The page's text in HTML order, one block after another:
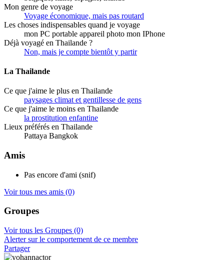
Mon genre de voyage
Voyage économique, mais pas routard
Les choses indispensables quand je voyage
mon PC portable appareil photo mon IPhone
Déjà voyagé en Thailande ?
Non, mais je compte bientôt y partir
La Thailande
Ce que j'aime le plus en Thailande
paysages climat et gentillesse de gens
Ce que j'aime le moins en Thailande
la prostitution enfantine
Lieux préférés en Thailande
Pattaya Bangkok
Amis
Pas encore d'ami (snif)
Voir tous mes amis (0)
Groupes
Voir tous les Groupes (0)
Alerter sur le comportement de ce membre
Partager